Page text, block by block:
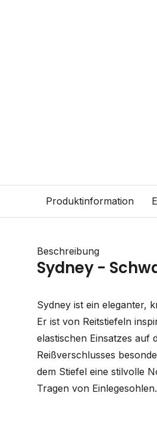
Produktinformation
Beschreibung
Sydney -
Sydney ist ein eleganter,
Er ist von Reitstiefeln
elastischen Einsatzes auf
Reißverschlusses
dem Stiefel eine stilvolle
Tragen von Einlegesohlen.